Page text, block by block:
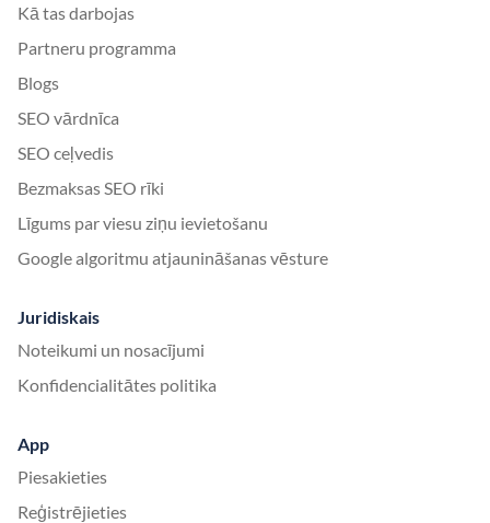
Kā tas darbojas
Partneru programma
Blogs
SEO vārdnīca
SEO ceļvedis
Bezmaksas SEO rīki
Līgums par viesu ziņu ievietošanu
Google algoritmu atjaunināšanas vēsture
Juridiskais
Noteikumi un nosacījumi
Konfidencialitātes politika
App
Piesakieties
Reģistrējieties